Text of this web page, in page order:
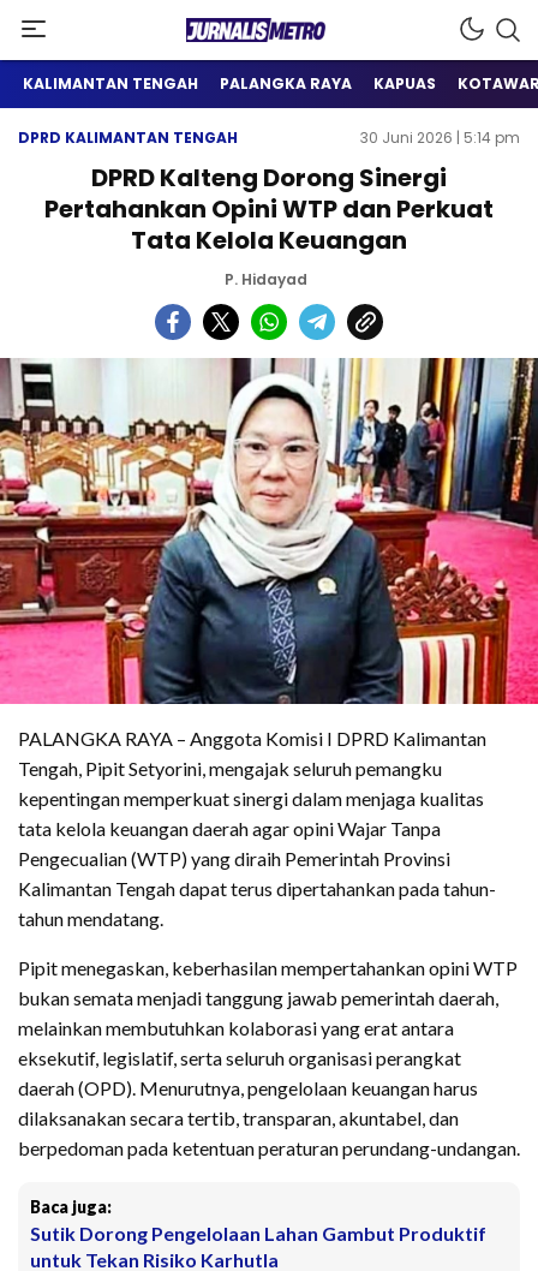
Jurnalis Metro
Satu Wadah Informasi
KALIMANTAN TENGAH PALANGKA RAYA KAPUAS
DPRD KALIMANTAN TENGAH 30 Juni 2026 | 5:14 pm
DPRD Kalteng Dorong Sinergi
Pertahankan Opini WTP dan Perkuat
Tata Kelola Keuangan
P. Hidayad
PALANGKA RAYA – Anggota Komisi I DPRD Kalimantan
Tengah, Pipit Setyorini, mengajak seluruh pemangku
kepentingan memperkuat sinergi dalam menjaga kualitas
tata kelola keuangan daerah agar opini Wajar Tanpa
Pengecualian (WTP) yang diraih Pemerintah Provinsi
Kalimantan Tengah dapat terus dipertahankan pada tahun-
tahun mendatang.
Pipit menegaskan, keberhasilan mempertahankan opini WTP
bukan semata menjadi tanggung jawab pemerintah daerah,
melainkan membutuhkan kolaborasi yang erat antara
eksekutif, legislatif, serta seluruh organisasi perangkat
daerah (OPD). Menurutnya, pengelolaan keuangan harus
dilaksanakan secara tertib, transparan, akuntabel, dan
berpedoman pada ketentuan peraturan perundang-undangan.
Baca juga:
Sutik Dorong Pengelolaan Lahan Gambut Produktif
untuk Tekan Risiko Karhutla